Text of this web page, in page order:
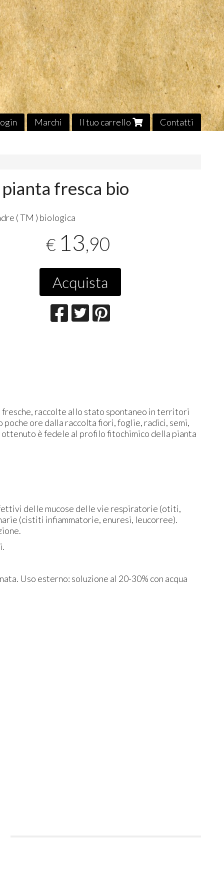
Marchi Il tuo carrello Contatti
fresca bio
( TM ) biologica
€ 13,90
Acquista
raccolte allo stato spontaneo in territori
ore dalla raccolta fiori, foglie, radici, semi,
è fedele al profilo fitochimico della pianta
delle mucose delle vie respiratorie (otiti,
(cistiti infiammatorie, enuresi, leucorree).
Uso esterno: soluzione al 20-30% con acqua